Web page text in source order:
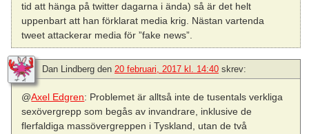
tid att hänga på twitter dagarna i ända) så är det helt
uppenbart att han förklarat media krig. Nästan vartenda
tweet attackerar media för ”fake news”.
Dan Lindberg den 20 februari, 2017 kl. 14:40 skrev:
@Axel Edgren: Problemet är alltså inte de tusentals verkliga
sexövergrepp som begås av invandrare, inklusive de
flerfaldiga massövergreppen i Tyskland, utan de två